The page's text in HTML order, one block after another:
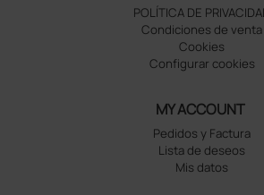
POLÍTICA DE
Condiciones de venta
Cookies
Configurar cookies
MY ACCOUNT
Pedidos y Factura
Lista de deseos
Mis datos